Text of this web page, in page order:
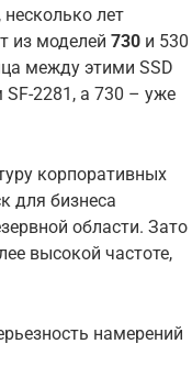
, несколько лет
из моделей 730 и 530
между этими SSD
2281, а 730 – уже
корпоративных
для бизнеса
области. Зато
высокой частоте,
намерений